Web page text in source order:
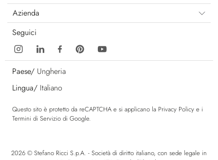
Azienda
Seguici
Paese/ Ungheria
Lingua/ Italiano
Questo sito è protetto da reCAPTCHA e si applicano la Privacy Policy e i
Termini di Servizio di Google.
2026 © Stefano Ricci S.p.A. - Società di diritto italiano, con sede legale in